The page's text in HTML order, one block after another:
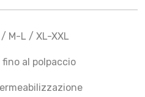
M-L / XL-XXL
al polpaccio